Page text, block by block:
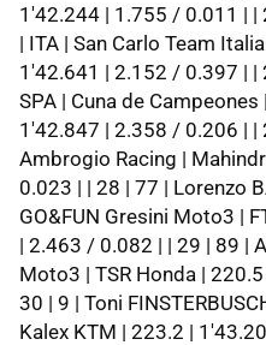
1'42.244 | 1.755 / 0.011 | |
| ITA | San Carlo Team
1'42.641 | 2.152 / 0.397 | |
SPA | Cuna de
1'42.847 | 2.358 / 0.206 | |
Ambrogio Racing |
0.023 | | 28 | 77 | Lorenzo
GO&FUN Gresini Moto3 |
| 2.463 / 0.082 | | 29 | 89 |
Moto3 | TSR Honda |
30 | 9 | Toni
Kalex KTM | 223.2 |